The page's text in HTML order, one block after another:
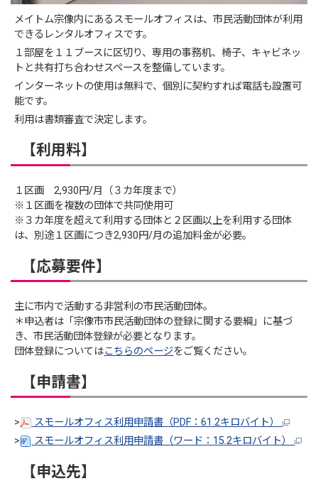
メイトム宗像内にあるスモールオフィスは、市民活動団体が利用
できるレンタルオフィスです。
１部屋を１１ブースに区切り、専用の事務机、椅子、キャビネッ
トと共有打ち合わせスペースを整備しています。
インターネットの使用は無料で、個別に契約すれば電話も設置可
能です。
利用は書類審査で決定します。
【利用料】
１区画 2,930円/月（３カ年度まで）
※１区画を複数の団体で共同使用可
※３カ年度を超えて利用する団体と２区画以上を利用する団体
は、別途１区画につき2,930円/月の追加料金が必要。
【応募要件】
主に市内で活動する非営利の市民活動団体。
＊申込者は「宗像市市民活動団体の登録に関する要綱」に基づ
き、市民活動団体登録が必要となります。
団体登録についてはこちらのページをご覧ください。
【申請書】
>
スモールオフィス利用申請書（PDF：61.2キロバイト）
>
スモールオフィス利用申請書（ワード：15.2キロバイト）
【申込先】